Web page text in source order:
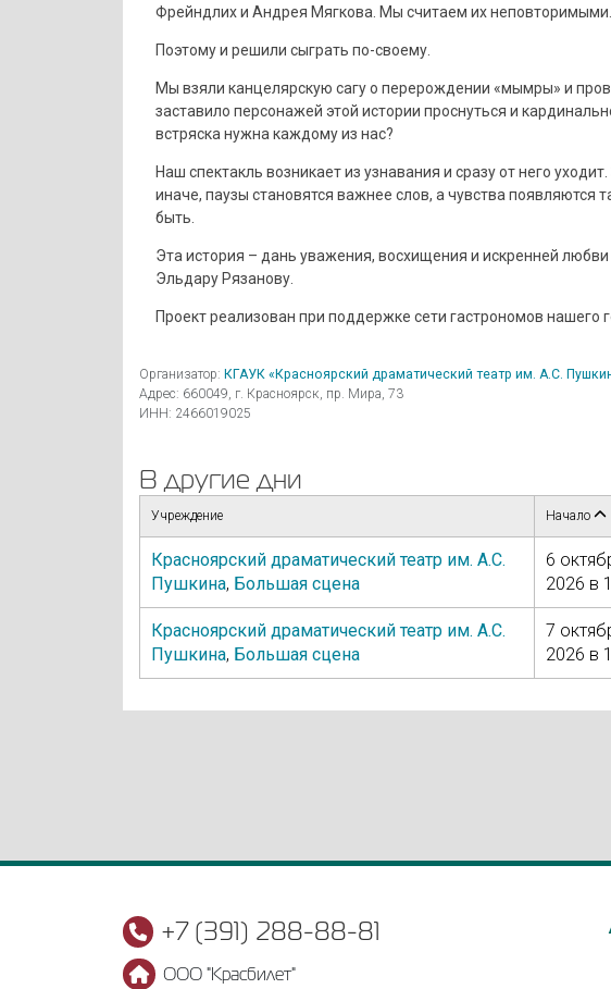
Фрейндлих и Андрея Мягкова. Мы считаем их неповторимыми.
Поэтому и решили сыграть по-своему.
Мы взяли канцелярскую сагу о перерождении «мымры» и
заставило персонажей этой истории проснуться и
встряска нужна каждому из нас?
Наш спектакль возникает из узнавания и сразу от него
иначе, паузы становятся важнее слов, а чувства появляются
быть.
Эта история – дань уважения, восхищения и искренней
Эльдару Рязанову.
Проект реализован при поддержке сети гастрономов нашего
Организатор: КГАУК «Красноярский драматический театр им. А.С.
Адрес: 660049, г. Красноярск, пр. Мира, 73
ИНН: 2466019025
В другие дни
Учреждение Начало
Красноярский драматический театр им. А.С.
Пушкина, Большая сцена
6
2026 в
Красноярский драматический театр им. А.С.
Пушкина, Большая сцена
7
2026 в
+7 (391) 288-88-81
ООО "Красбилет"